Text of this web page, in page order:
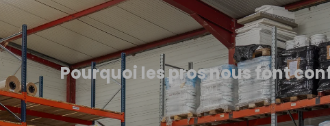
Pourquoi les pros nous font